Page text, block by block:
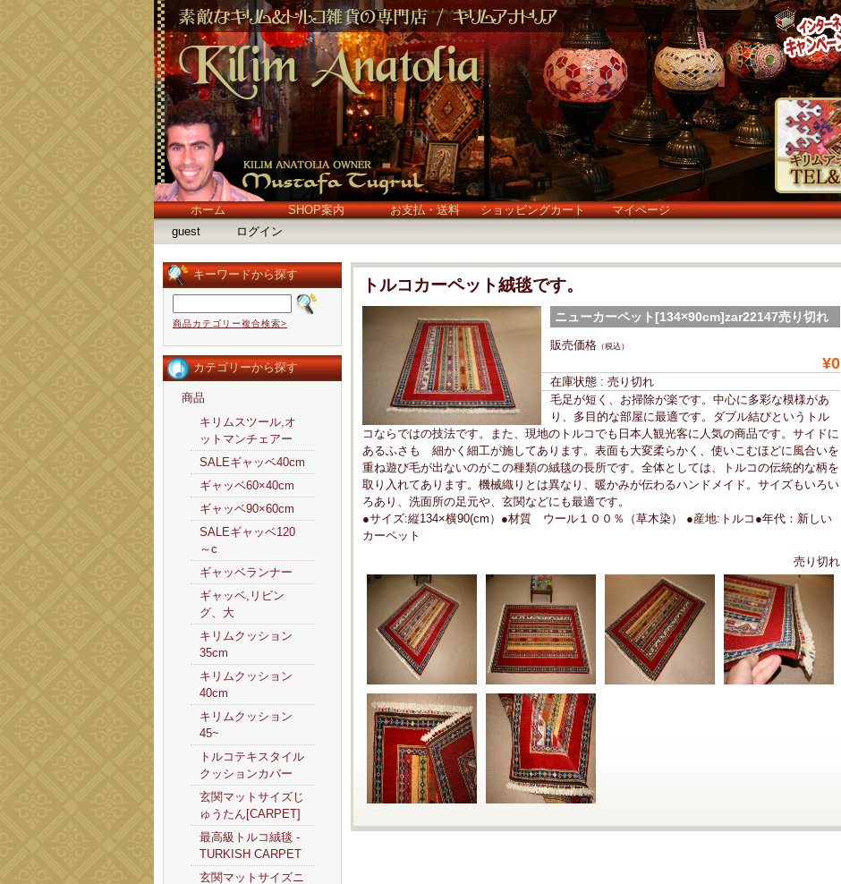
ホーム SHOP案内 お支払・送料 ショッピングカート
マイページ
guest
ログイン
キーワードから探す
商品カテゴリー複合検索>
カテゴリーから探す
商品
キリムスツール,オ
ットマンチェアー
SALEギャッベ40cm
ギャッベ60×40cm
ギャッベ90×60cm
SALEギャッベ120
～c
ギャッベランナー
ギャッベ,リビン
グ、大
キリムクッション
35cm
キリムクッション
40cm
キリムクッション
45~
トルコテキスタイル
クッションカバー
玄関マットサイズじ
ゅうたん[CARPET]
最高級トルコ絨毯 -
TURKISH CARPET
玄関マットサイズニ
トルコカーペット絨毯です。
ニューカーペット[134×90cm]zar22147売り切れ
販売価格 （税込）
¥0
在庫状態 : 売り切れ
毛足が短く、お掃除が楽です。中心に多彩な模様があ
り、多目的な部屋に最適です。ダブル結びというトル
コならではの技法です。また、現地のトルコでも日本人観光客に人気の商品です。サイドに
あるふさも 細かく細工が施してあります。表面も大変柔らかく、使いこむほどに風合いを
重ね遊び毛が出ないのがこの種類の絨毯の長所です。全体としては、トルコの伝統的な柄を
取り入れてあります。機械織りとは異なり、暖かみが伝わるハンドメイド。サイズもいろい
ろあり、洗面所の足元や、玄関などにも最適です。
●サイズ:縦134×横90(cm）●材質 ウール１００％（草木染） ●産地:トルコ●年代：新しい
カーペット
売り切れ